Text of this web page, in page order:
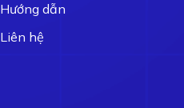
Hướng dẫn
Liên hệ